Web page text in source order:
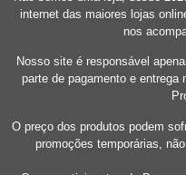
internet das maiores lojas
nos
Nosso site é responsável
parte de pagamento e entrega
O preço dos produtos podem
promoções temporárias,